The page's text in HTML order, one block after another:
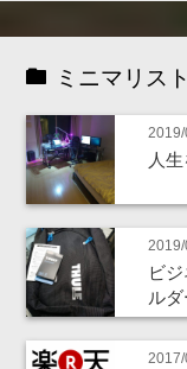
ミニマリス
人
ビ
ル